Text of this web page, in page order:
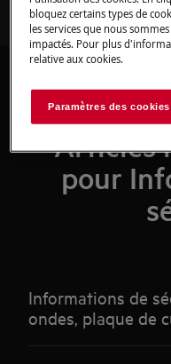
Articles
pour
Informations de
ondes, plaque de
bloquez certains types de
les services que nous
impactés. Pour plus
relative aux cookies.
Paramètres des cookies